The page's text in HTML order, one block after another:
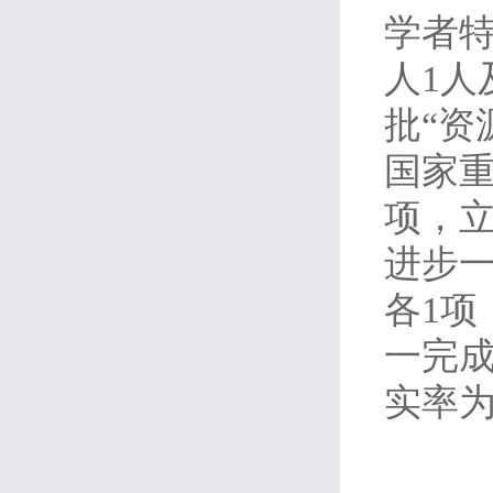
学者
人1
批“资
国家
项，
进步
各1项
一完
实率